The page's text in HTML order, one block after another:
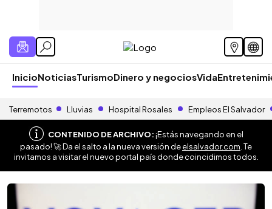
InicioNoticiasTurismoDinero y negociosVida
Terremotos Lluvias Hospital Rosales Empleos El Salvador
CONTENIDO DE ARCHIVO:¡Estás navegando en el
pasado! 🚀 Da el salto a la nueva versión deelsalvador.com . Te
invitamos a visitar el nuevo portal país donde coincidimos todos.